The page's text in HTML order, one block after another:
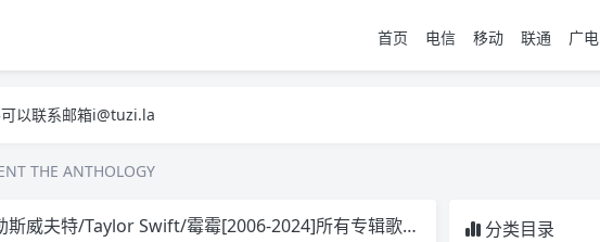
首页 电信 移动 联通 广电
以联系邮箱i@tuzi.la
以联系邮箱i@tuzi.la
THE ANTHOLOGY
特/Taylor Swift/霉霉[2006-2024]所有专辑歌曲合集[高品质MP3+无损FLAC/25GB]音乐专辑：出道至今所有音乐打包 分类目录